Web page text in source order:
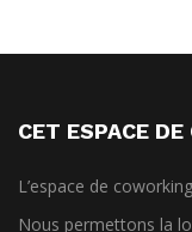
CET ESPACE
L’espace de
Nous permettons la